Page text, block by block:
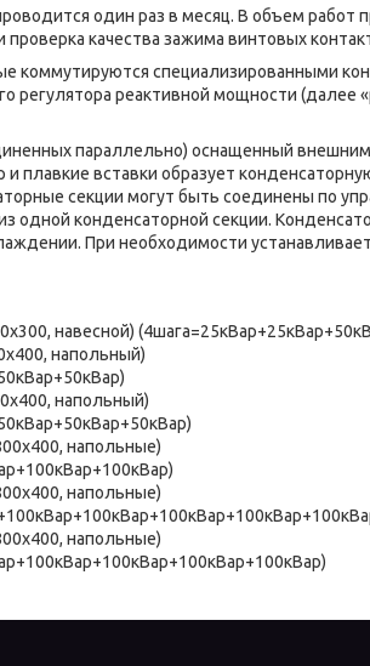
один раз в месяц. В объем работ
проверка качества зажима винтовых
коммутируются специализированными
регулятора реактивной мощности (далее
параллельно) оснащенный
и плавкие вставки образует
секции могут быть соединены по
одной конденсаторной секции.
При необходимости
навесной)
напольный)
напольный)
напольные)
напольные)
напольные)